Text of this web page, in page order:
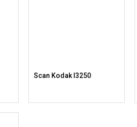
Scan Kodak I3250